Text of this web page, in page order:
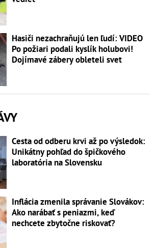
Hasiči nezachraňujú len ľudí: VIDEO
Po požiari podali kyslík holubovi!
Dojímavé zábery obleteli svet
Cesta od odberu krvi až po výsledok:
Unikátny pohľad do špičkového
laboratória na Slovensku
Inflácia zmenila správanie Slovákov:
Ako narábať s peniazmi, keď
nechcete zbytočne riskovať?